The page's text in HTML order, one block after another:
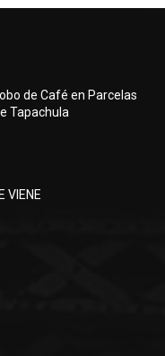
de Café en Parcelas
Tapachula
VIENE